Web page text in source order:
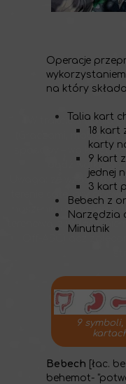
Bebech [łac.
behemot-
Operacje
na który
Talia kart
18 kart
karty
9 kart
jednej
3 kart
Bebech z
Narzędzia
Minutnik
9
W trakcie trwania
(Graczami, mobami
sposoby – walkę
bądź walkę
Uwaga: ze względu na
terenie całej gry
noszenia okularów
terenową, z